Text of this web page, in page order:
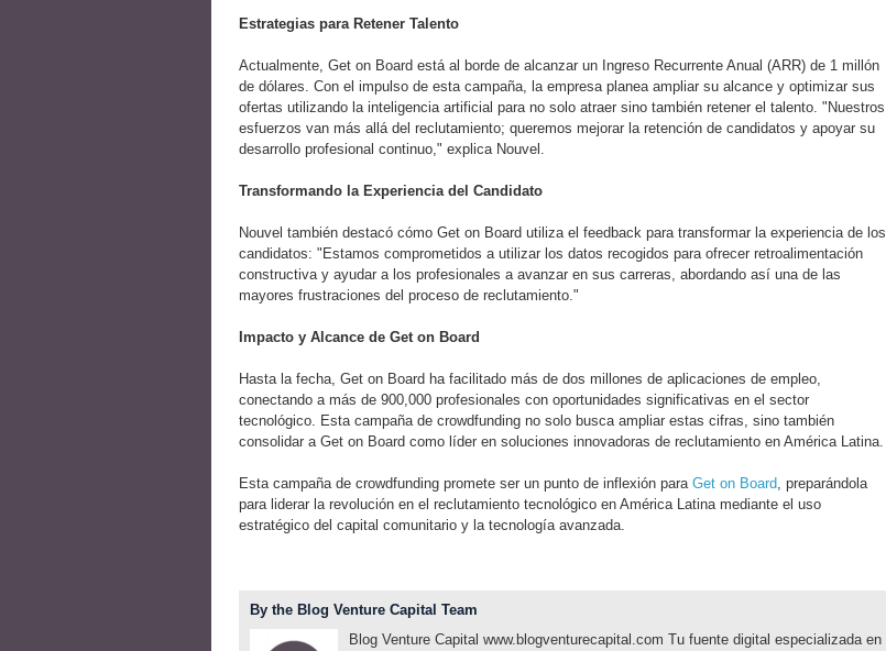
Estrategias para Retener Talento
Actualmente, Get on Board está al borde de alcanzar un Ingreso Recurrente Anual (ARR) de 1 millón
de dólares. Con el impulso de esta campaña, la empresa planea ampliar su alcance y optimizar sus
ofertas utilizando la inteligencia artificial para no solo atraer sino también retener el talento. "Nuestros
esfuerzos van más allá del reclutamiento; queremos mejorar la retención de candidatos y apoyar su
desarrollo profesional continuo," explica Nouvel.
Transformando la Experiencia del Candidato
Nouvel también destacó cómo Get on Board utiliza el feedback para transformar la experiencia de los
candidatos: "Estamos comprometidos a utilizar los datos recogidos para ofrecer retroalimentación
constructiva y ayudar a los profesionales a avanzar en sus carreras, abordando así una de las
mayores frustraciones del proceso de reclutamiento."
Impacto y Alcance de Get on Board
Hasta la fecha, Get on Board ha facilitado más de dos millones de aplicaciones de empleo,
conectando a más de 900,000 profesionales con oportunidades significativas en el sector
tecnológico. Esta campaña de crowdfunding no solo busca ampliar estas cifras, sino también
consolidar a Get on Board como líder en soluciones innovadoras de reclutamiento en América Latina.
Esta campaña de crowdfunding promete ser un punto de inflexión para Get on Board, preparándola
para liderar la revolución en el reclutamiento tecnológico en América Latina mediante el uso
estratégico del capital comunitario y la tecnología avanzada.
By the Blog Venture Capital Team
Blog Venture Capital www.blogventurecapital.com Tu fuente digital especializada en